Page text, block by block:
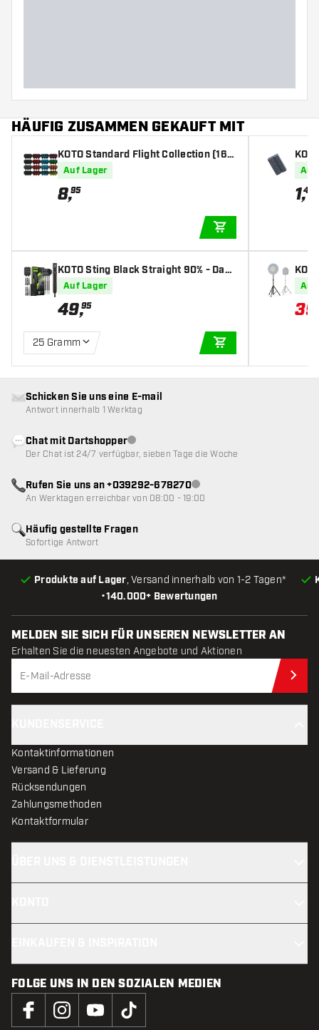
HÄUFIG ZUSAMMEN GEKAUFT MIT
KOTO Standard Flight Collection (16 s
ets) - Dart Flights
Auf Lager
8,95
KOTO Sting Black Straight 90% - Dart
pfeile
Auf Lager
49,95
25 Gramm
Auf
1,45
Auf
39
•140.000+ Bewertungen
Produkte auf Lager, Versand innerhalb von 1-2 Tagen*
Häufig gestellte Fragen
Sofortige Antwort
Schicken Sie uns eine E-mail
Antwort innerhalb 1 Werktag
Chat mit DartshopperKundenservice nicht verfügbar
Der Chat ist 24/7 verfügbar, sieben Tage die Woche
Rufen Sie uns an +039292-678270Kundenservice nicht
An Werktagen erreichbar von 08:00 - 19:00
MELDEN SIE SICH FÜR UNSEREN NEWSLETTER AN
Erhalten Sie die neuesten Angebote und Aktionen
Kontaktinformationen
Versand & Lieferung
Rücksendungen
Zahlungsmethoden
Kontaktformular
FOLGE UNS IN DEN SOZIALEN MEDIEN